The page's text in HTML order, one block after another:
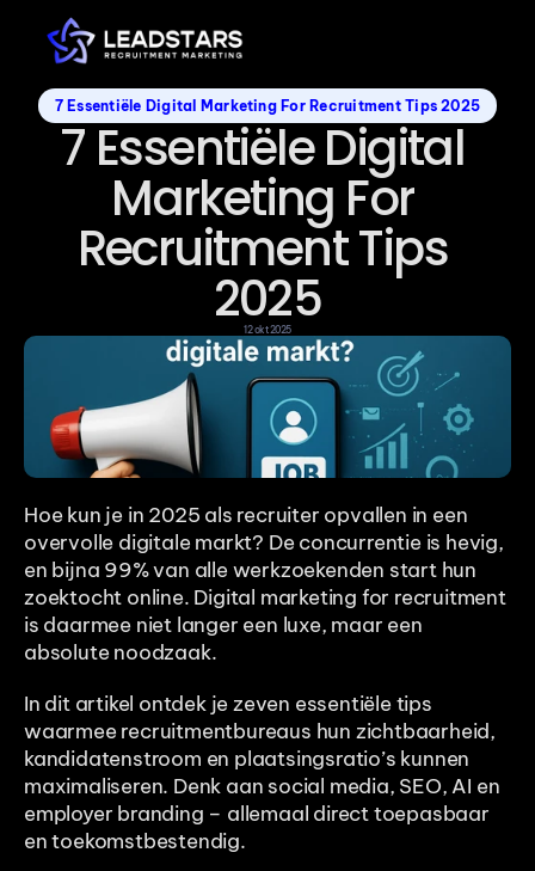
7 Essentiële Digital Marketing For Recruitment Tips 2025
7 Essentiële Digital
Marketing For
Recruitment Tips
2025
12 okt 2025
Hoe kun je in 2025 als recruiter opvallen in een
overvolle digitale markt? De concurrentie is hevig,
en bijna 99% van alle werkzoekenden start hun
zoektocht online. Digital marketing for recruitment
is daarmee niet langer een luxe, maar een
absolute noodzaak.
In dit artikel ontdek je zeven essentiële tips
waarmee recruitmentbureaus hun zichtbaarheid,
kandidatenstroom en plaatsingsratio’s kunnen
maximaliseren. Denk aan social media, SEO, AI en
employer branding – allemaal direct toepasbaar
en toekomstbestendig.